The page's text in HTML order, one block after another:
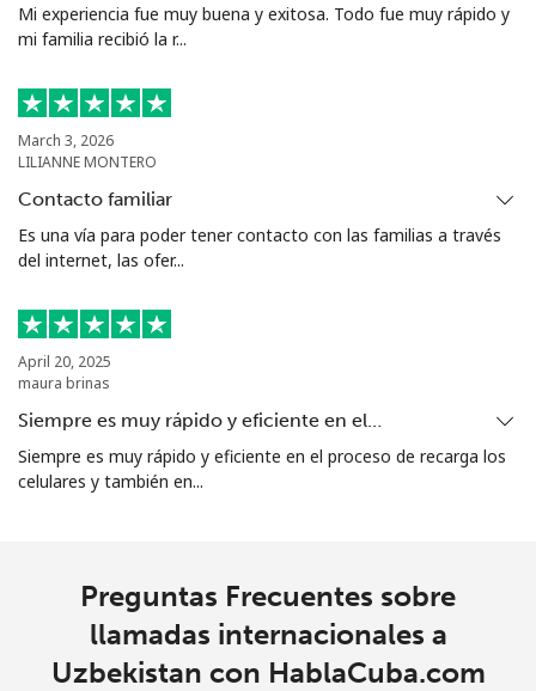
⁦$10⁩
Celular ⁦17.5¢⁩
Tashkent
Mi experiencia fue muy buena y exitosa. Todo fue muy rápido y
mi familia recibió la r...
March 3, 2026
LILIANNE MONTERO
Contacto familiar
Es una vía para poder tener contacto con las familias a través
del internet, las ofer...
April 20, 2025
maura brinas
Siempre es muy rápido y eficiente en el…
Siempre es muy rápido y eficiente en el proceso de recarga los
celulares y también en...
Preguntas Frecuentes sobre
llamadas internacionales a
Uzbekistan con HablaCuba.com